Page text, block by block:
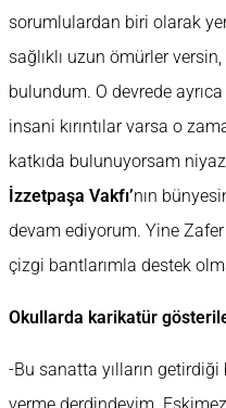
sorumlulardan biri olarak
sağlıklı uzun ömürler versin,
bulundum. O devrede ayrıca
insani kırıntılar varsa o
katkıda bulunuyorsam
İzzetpaşa Vakfı’nın
devam ediyorum. Yine
çizgi bantlarımla destek
Okullarda karikatür
-Bu sanatta yılların